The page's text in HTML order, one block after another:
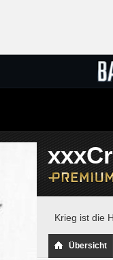
Krieg ist die
Übersicht